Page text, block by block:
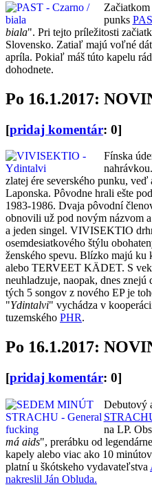
punks
biala". Pri tejto príležitosti
Slovensko. Zatiaľ majú voľné
apríla. Pokiaľ máš túto kapelu
dohodnete.
Po 16.1.2017:
[pridaj komentár: 0]
Fínska
zlatej ére severského punku,
Laponska. Pôvodne hrali ešte
1983-1986. Dvaja pôvodní
obnovili už pod novým názvom
a jeden singel. VIVISEKTIO
osemdesiatkového štýlu
ženského spevu. Blízko majú
alebo TERVEET KÄDET. S
neuhladzuje, naopak, dnes
tých 5 songov z nového EP je
"Ydintalvi" vychádza v
tuzemského PHR.
Po 16.1.2017:
[pridaj komentár: 0]
Debutový
na LP.
má aids", prerábku od
kapely alebo viac ako 10
platní u škótskeho vydavateľstva
nakreslil Ján Obluda.